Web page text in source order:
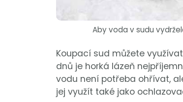
Aby voda v sudu
Koupací sud můžete
dnů je horká lázeň
vodu není potřeba ohřívat,
jej využít také jako